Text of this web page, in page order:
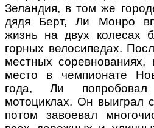
Зеландия, в том же
дядя Берт,Ли Монро
жизнь на двух колесах
горных велосипедах.
местных соревнованиях,
место в чемпионате
года, Ли
мотоциклах. Он выиграл
потом
завоевал